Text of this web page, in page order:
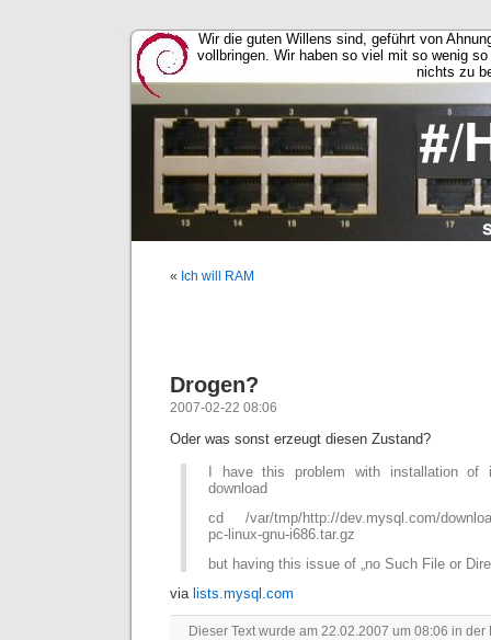
Wir die guten Willens sind, geführt von
vollbringen. Wir haben so viel mit so wenig
nichts zu
« Ich will RAM
Drogen?
2007-02-22 08:06
Oder was sonst erzeugt diesen Zustand?
I have this problem with installation
download
cd /var/tmp/http://dev.mysql.com/
pc-linux-gnu-i686.tar.gz
but having this issue of „no Such File or
via lists.mysql.com
Dieser Text wurde am 22.02.2007 um 08:06 in